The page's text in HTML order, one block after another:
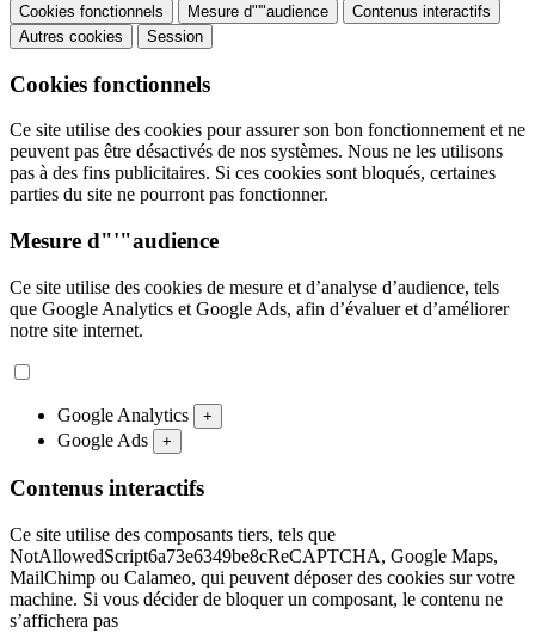
Cookies fonctionnels Mesure d"'"audience
Contenus interactifs
Autres cookies
Session
Cookies fonctionnels
Ce site utilise des cookies pour assurer son bon fonctionnement et ne
peuvent pas être désactivés de nos systèmes. Nous ne les utilisons
pas à des fins publicitaires. Si ces cookies sont bloqués, certaines
parties du site ne pourront pas fonctionner.
Mesure d"'"audience
Ce site utilise des cookies de mesure et d’analyse d’audience, tels
que Google Analytics et Google Ads, afin d’évaluer et d’améliorer
notre site internet.
Google Analytics +
Google Ads +
Contenus interactifs
Ce site utilise des composants tiers, tels que
NotAllowedScript6a73e6349be8cReCAPTCHA, Google Maps,
MailChimp ou Calameo, qui peuvent déposer des cookies sur votre
machine. Si vous décider de bloquer un composant, le contenu ne
s’affichera pas